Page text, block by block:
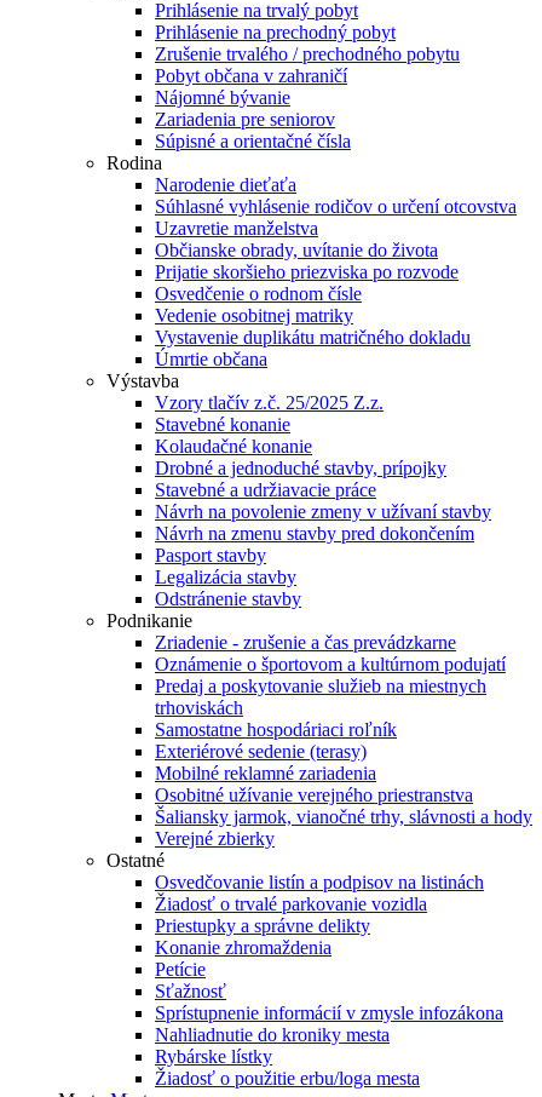
Prihlásenie na trvalý pobyt
Prihlásenie na prechodný pobyt
Zrušenie trvalého / prechodného pobytu
Pobyt občana v zahraničí
Nájomné bývanie
Zariadenia pre seniorov
Súpisné a orientačné čísla
Rodina
Narodenie dieťaťa
Súhlasné vyhlásenie rodičov o určení otcovstva
Uzavretie manželstva
Občianske obrady, uvítanie do života
Prijatie skoršieho priezviska po rozvode
Osvedčenie o rodnom čísle
Vedenie osobitnej matriky
Vystavenie duplikátu matričného dokladu
Úmrtie občana
Výstavba
Vzory tlačív z.č. 25/2025 Z.z.
Stavebné konanie
Kolaudačné konanie
Drobné a jednoduché stavby, prípojky
Stavebné a udržiavacie práce
Návrh na povolenie zmeny v užívaní stavby
Návrh na zmenu stavby pred dokončením
Pasport stavby
Legalizácia stavby
Odstránenie stavby
Podnikanie
Zriadenie - zrušenie a čas prevádzkarne
Oznámenie o športovom a kultúrnom podujatí
Predaj a poskytovanie služieb na miestnych
trhoviskách
Samostatne hospodáriaci roľník
Exteriérové sedenie (terasy)
Mobilné reklamné zariadenia
Osobitné užívanie verejného priestranstva
Šaliansky jarmok, vianočné trhy, slávnosti a hody
Verejné zbierky
Ostatné
Osvedčovanie listín a podpisov na listinách
Žiadosť o trvalé parkovanie vozidla
Priestupky a správne delikty
Konanie zhromaždenia
Petície
Sťažnosť
Sprístupnenie informácií v zmysle infozákona
Nahliadnutie do kroniky mesta
Rybárske lístky
Žiadosť o použitie erbu/loga mesta